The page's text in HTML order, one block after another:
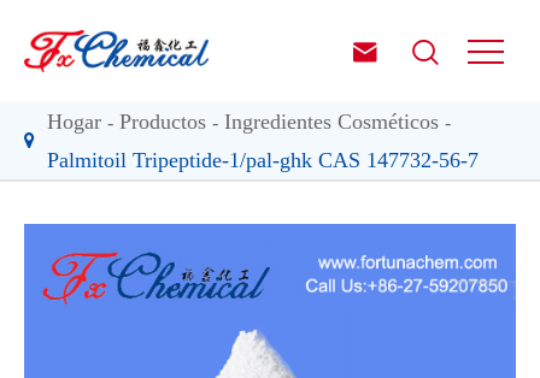
 
Hogar Productos
Ingredientes Cosméticos
Palmitoil Tripeptide-1/pal-ghk CAS 147732-56-7